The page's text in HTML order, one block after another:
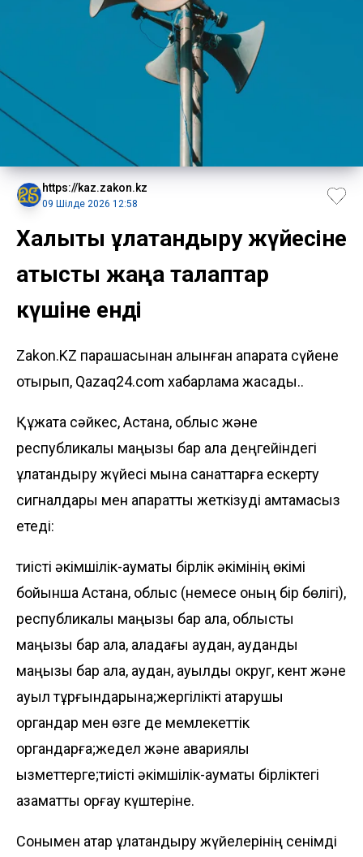
https://kaz.zakon.kz
09 Шілде 2026 12:58
Халықты құлақтандыру жүйесіне
қатысты жаңа талаптар
күшіне енді
Zakon.KZ парақшасынан алынған ақпаратқа сүйене
отырып, Qazaq24.com хабарлама жасады..
Құжатқа сәйкес, Астана, облыс және
республикалық маңызы бар қала деңгейіндегі
құлақтандыру жүйесі мына санаттарға ескерту
сигналдары мен ақпаратты жеткізуді қамтамасыз
етеді:
тиісті әкімшілік-аумақтық бірлік әкімінің өкімі
бойынша Астана, облыс (немесе оның бір бөлігі),
республикалық маңызы бар қала, облыстық
маңызы бар қала, қаладағы аудан, аудандық
маңызы бар қала, аудан, ауылдық округ, кент және
ауыл тұрғындарына;жергілікті атқарушы
органдар мен өзге де мемлекеттік
органдарға;жедел және авариялық
қызметтерге;тиісті әкімшілік-аумақтық бірліктегі
азаматтық қорғау күштеріне.
Сонымен қатар құлақтандыру жүйелерінің сенімді